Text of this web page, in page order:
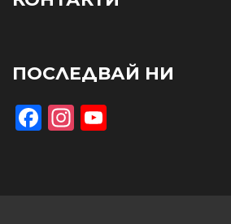
ПОСЛЕДВАЙ НИ
Facebook
Instagram